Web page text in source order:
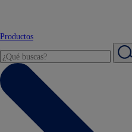
Productos